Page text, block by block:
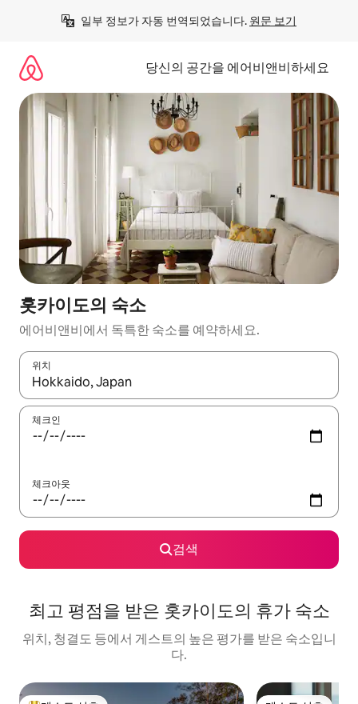
일부 정보가 자동 번역되었습니다. 원문 보기
당신의 공간을 에어비앤비하세요
홋카이도의 숙소
에어비앤비에서 독특한 숙소를 예약하세요.
위치
결과가 나오면 위·아래 화살표 키를 사용하거나 터치 또는 스와이
체크인
체크아웃
검색
최고 평점을 받은 홋카이도의 휴가 숙소
위치, 청결도 등에서 게스트의 높은 평가를 받은 숙소입니
다.